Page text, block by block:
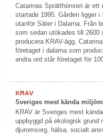
Catarinas Sprätthönseri är
startade 1995. Gården ligger
utanför Säter i Dalarna. Från
som sedan utökades till
producera KRAV-ägg.
företaget i dalarna som
andra ord står företaget för
KRAV
Sveriges mest kända
KRAV är Sveriges mest
uppbyggd på ekologisk grund
djuromsorg, hälsa, socialt